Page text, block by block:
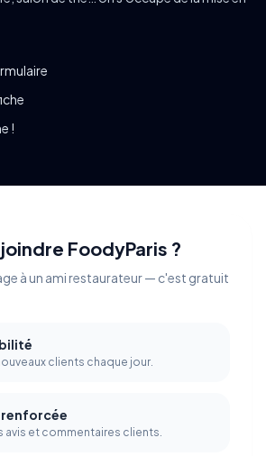
!
FoodyParis ?
à un ami restaurateur — c'est gratuit
clients chaque jour.
avis et commentaires clients.